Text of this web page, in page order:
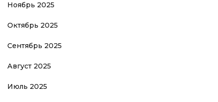
Ноябрь 2025
Октябрь 2025
Сентябрь 2025
Август 2025
Июль 2025